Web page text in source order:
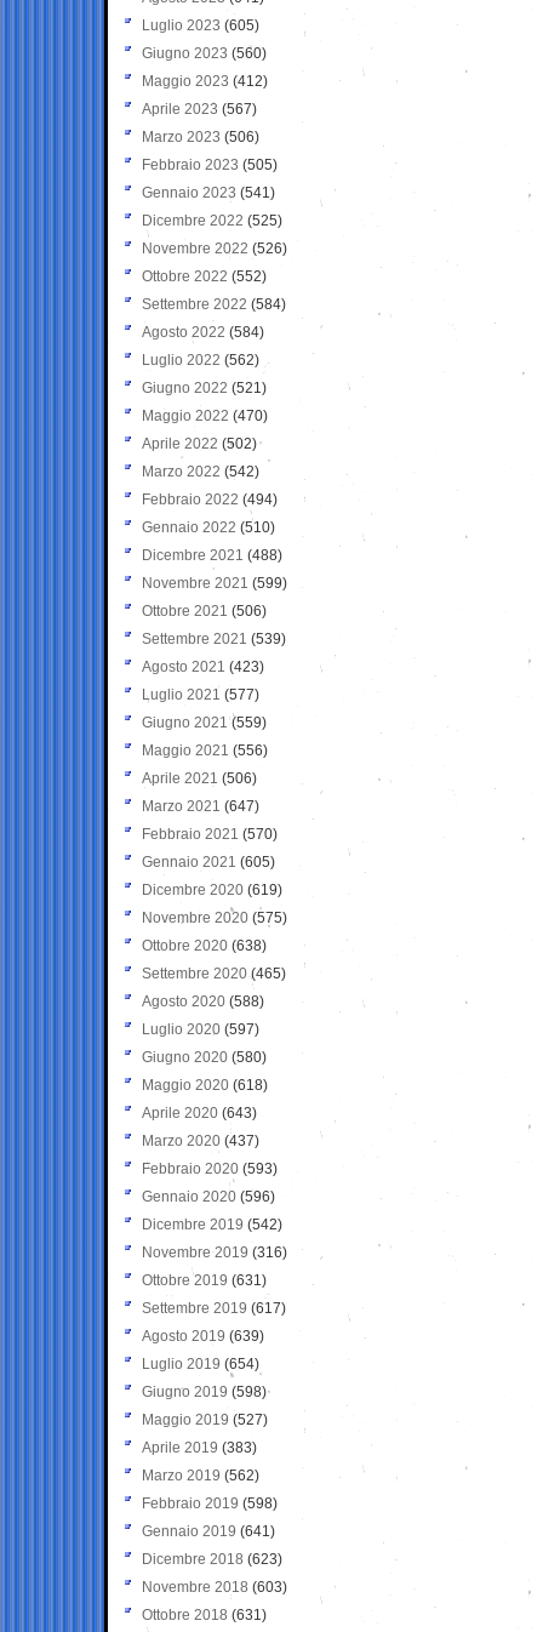
Luglio 2023 (605)
Giugno 2023 (560)
Maggio 2023 (412)
Aprile 2023 (567)
Marzo 2023 (506)
Febbraio 2023 (505)
Gennaio 2023 (541)
Dicembre 2022 (525)
Novembre 2022 (526)
Ottobre 2022 (552)
Settembre 2022 (584)
Agosto 2022 (584)
Luglio 2022 (562)
Giugno 2022 (521)
Maggio 2022 (470)
Aprile 2022 (502)
Marzo 2022 (542)
Febbraio 2022 (494)
Gennaio 2022 (510)
Dicembre 2021 (488)
Novembre 2021 (599)
Ottobre 2021 (506)
Settembre 2021 (539)
Agosto 2021 (423)
Luglio 2021 (577)
Giugno 2021(559)
Maggio 2021 (556)
Aprile 2021 (506)
Marzo 2021 (647)
Febbraio 2021 (570)
Gennaio 2021 (605)
Dicembre 2020 (619)
Novembre 2020 (575)
Ottobre 2020 (638)
Settembre 2020(465)
Agosto 2020 (588)
Luglio 2020 (597)
Giugno 2020 (580)
Maggio 2020 (618)
Aprile 2020 (643)
Marzo 2020 (437)
Febbraio 2020 (593)
Gennaio 2020 (596)
Dicembre 2019 (542)
Novembre 2019 (316)
Ottobre 2019 (631)
Settembre 2019 (617)
Agosto 2019 (639)
Luglio 2019 (654)
Giugno 2019 (598)
Maggio 2019 (527)
Aprile 2019 (383)
Marzo 2019 (562)
Febbraio 2019 (598)
Gennaio 2019 (641)
Dicembre 2018 (623)
Novembre 2018 (603)
Ottobre 2018 (631)